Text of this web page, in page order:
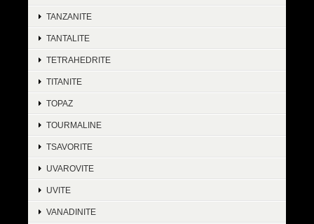
TANZANITE
TANTALITE
TETRAHEDRITE
TITANITE
TOPAZ
TOURMALINE
TSAVORITE
UVAROVITE
UVITE
VANADINITE